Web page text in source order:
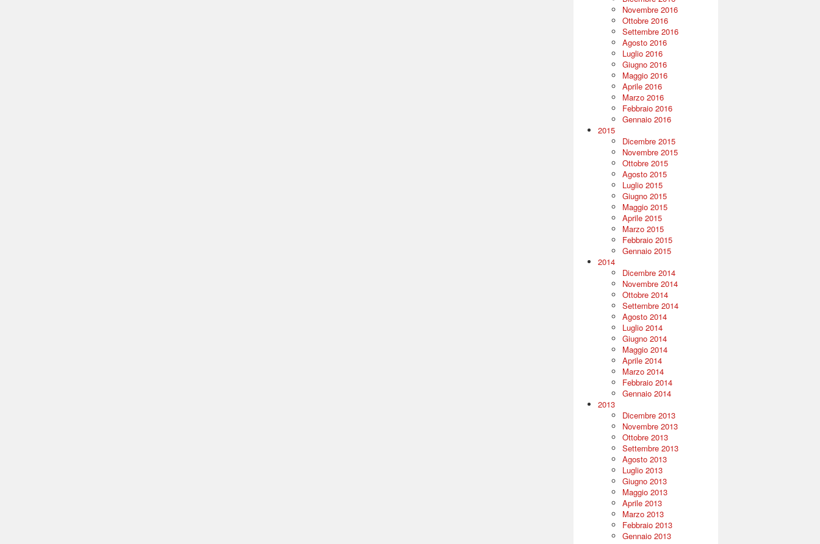
Novembre 2016
Ottobre 2016
Settembre 2016
Agosto 2016
Luglio 2016
Giugno 2016
Maggio 2016
Aprile 2016
Marzo 2016
Febbraio 2016
Gennaio 2016
2015
Dicembre 2015
Novembre 2015
Ottobre 2015
Agosto 2015
Luglio 2015
Giugno 2015
Maggio 2015
Aprile 2015
Marzo 2015
Febbraio 2015
Gennaio 2015
2014
Dicembre 2014
Novembre 2014
Ottobre 2014
Settembre 2014
Agosto 2014
Luglio 2014
Giugno 2014
Maggio 2014
Aprile 2014
Marzo 2014
Febbraio 2014
Gennaio 2014
2013
Dicembre 2013
Novembre 2013
Ottobre 2013
Settembre 2013
Agosto 2013
Luglio 2013
Giugno 2013
Maggio 2013
Aprile 2013
Marzo 2013
Febbraio 2013
Gennaio 2013